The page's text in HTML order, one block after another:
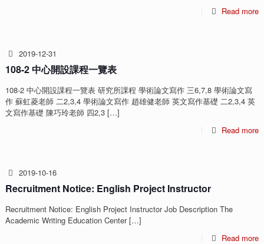
Read more
2019-12-31
108-2 中心開設課程一覽表
108-2 中心開設課程一覽表 研究所課程 學術論文寫作 三6,7,8 學術論文寫
作 蘇虹菱老師 二2,3,4 學術論文寫作 趙雄健老師 英文寫作基礎 二2,3,4 英
文寫作基礎 陳巧玲老師 四2,3 […]
Read more
2019-10-16
Recruitment Notice: English Project Instructor
Recruitment Notice: English Project Instructor Job Description The
Academic Writing Education Center[…]
Read more